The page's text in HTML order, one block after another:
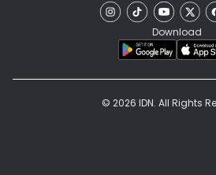
Download
© 2026 IDN. All Rights